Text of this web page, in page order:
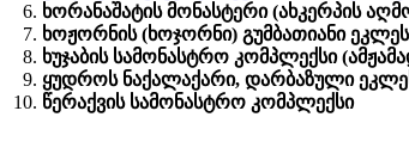
ხორანაშატის მონასტერი (ახკერპის
ხოჟორნის (ხოჯორნი) გუმბათიანი
ხუჯაბის სამონასტრო კომპლექსი
ყუდროს ნაქალაქარი, დარბაზული
წერაქვის სამონასტრო კომპლექსი